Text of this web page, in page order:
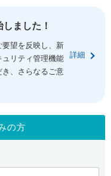
ました！
望を反映し、新
ュリティ管理機能
、さらなるご意
詳細
の方